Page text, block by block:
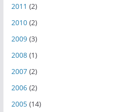
2011 (2)
2010(2)
2009(3)
2008(1)
2007(2)
2006(2)
2005(14)